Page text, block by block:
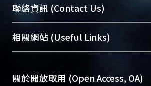
臺大位居世界頂尖大學之列，為
展現本校豐碩的研究成果及學術
機構典藏（NTUR）與學術庫（AH
台，成為臺大學術典藏NTU
成果。
聯絡資訊 (Contact Us)
總館學科館員(Main Library)
醫學圖書館學科館員(Medical
Sciences Library)
相關網站 (Useful Links)
關於開放取用 (Open Access, OA)